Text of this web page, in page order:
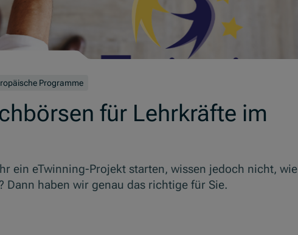
Programme
für Lehrkräfte im
ein eTwinning-Projekt starten, wissen jedoch nicht, wie
Dann haben wir genau das richtige für Sie.